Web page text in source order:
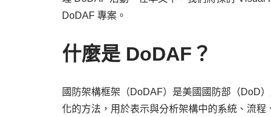
DoDAF 專案。
什麼是 DoDAF？
國防架構框架（DoDAF）是美國國防部（DoD
化的方法，用於表示與分析架構中的系統、流